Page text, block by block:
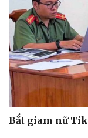
Bắt giam nữ